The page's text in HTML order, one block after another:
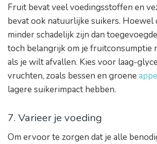
Fruit bevat veel voedingsstoffen en
bevat ook natuurlijke suikers. Hoewel
minder schadelijk zijn dan
toch belangrijk om je fruitconsumptie
als je wilt afvallen. Kies voor laag-
vruchten, zoals bessen en groene
lagere suikerimpact hebben.
7. Varieer je voeding
Om ervoor te zorgen dat je alle